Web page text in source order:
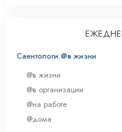
Саентологи @в жизни
@в жизни
@в организации
@на работе
@дома